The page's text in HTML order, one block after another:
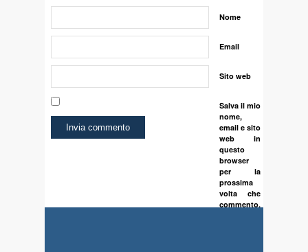
Nome
Email
Sito web
Salva il mio
nome,
email e sito
web in
questo
browser
per la
prossima
volta che
commento.